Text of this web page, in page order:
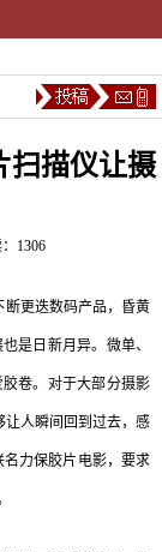
扫描仪让摄
1306
更迭数码产品，昏黄
是日新月异。微单、
卷。对于大部分摄影
让人瞬间回到过去，感
力保胶片电影，要求